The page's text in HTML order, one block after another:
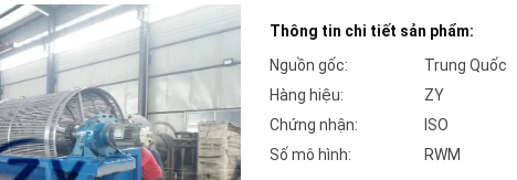
Thông tin chi tiết sản phẩm:
Nguồn gốc:
Trung Quốc
Hàng hiệu:
ZY
Chứng nhận:
ISO
Số mô hình:
RWM